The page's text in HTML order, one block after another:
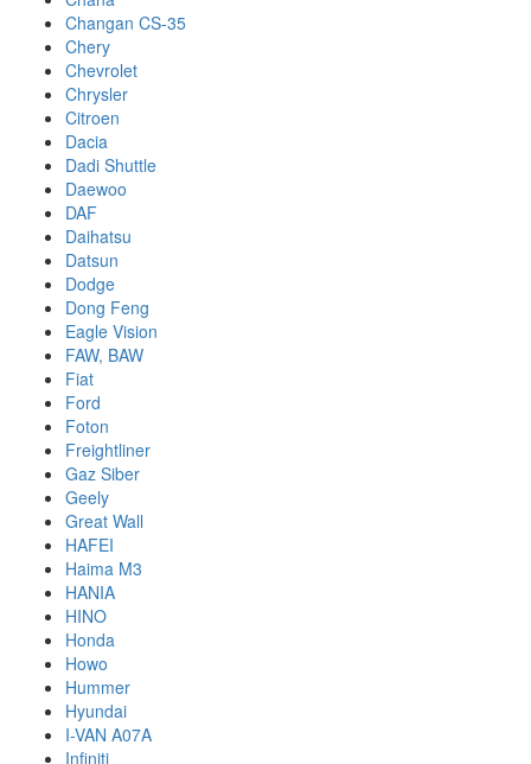
Changan CS-35
Chery
Chevrolet
Chrysler
Citroen
Dacia
Dadi Shuttle
Daewoo
DAF
Daihatsu
Datsun
Dodge
Dong Feng
Eagle Vision
FAW, BAW
Fiat
Ford
Foton
Freightliner
Gaz Siber
Geely
Great Wall
HAFEI
Haima M3
HANIA
HINO
Honda
Howo
Hummer
Hyundai
I-VAN A07A
Infiniti